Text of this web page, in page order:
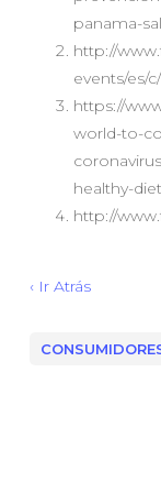
panama-
http://
events/es/
https://
world-to-
healthy-diet
http://
‹ Ir Atrás